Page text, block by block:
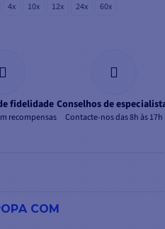
4x 10x 12x 24x 60x
fidelidade
recompensas
Conselhos de
Contacte-nos das 8h às 17h
COM